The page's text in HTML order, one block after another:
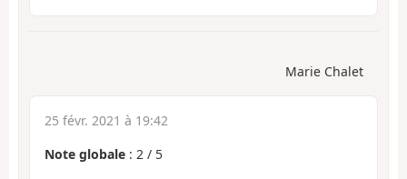
Marie Chalet
25 févr. 2021 à 19:42
Note globale : 2 / 5